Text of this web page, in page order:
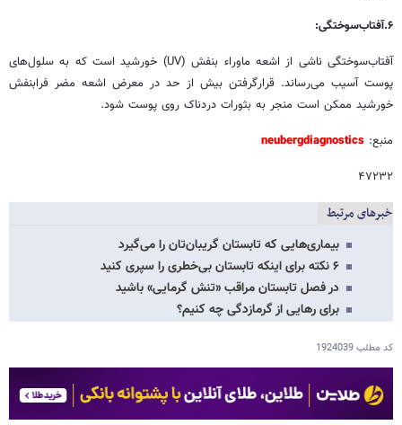
۶.آفتاب‌سوختگی:
آفتاب‌سوختگی ناشی از اشعه ماوراء بنفش (UV) خورشید است که به سلول‌های
پوست آسیب می‌رساند. قرارگرفتن بیش از حد در معرض اشعه مضر فرابنفش
خورشید ممکن است منجر به بثورات دردناک روی پوست شود.
منبع: neubergdiagnostics
۴۷۲۳۲
خبرهای مرتبط
بیماری‌هایی که تابستان گریبان‌تان را می‌گیرد
۶ نکته برای اینکه تابستان بی‌خطری را سپری کنید
در فصل تابستان مراقب «تنش گرمایی» باشید
برای رهایی از گرمازدگی چه کنیم؟
کد مطلب1924039